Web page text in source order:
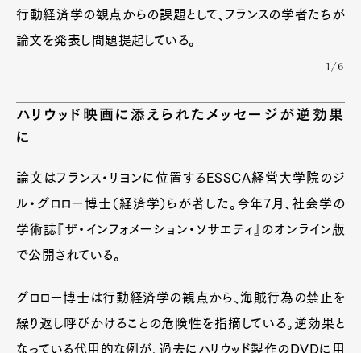
行動経済学の観点からの課題として、フランスの学者たちが
論文を発表し問題提起している。
1/6
ハリウッド映画に添えられたメッセージが逆効果
に
論文はフランス・リヨンに位置するESSCA経営大学院のジ
ル・グロロー博士（経済学）らが著した。今年7月、社会学の
学術誌『ザ・インフォメーション・ソサエティ』のオンライン版
で公開されている。
グロロー博士は行動経済学の観点から、海賊行為の禁止を
繰り返し呼びかけることの危険性を指摘している。逆効果と
なっている代用的な例が、過去にハリウッド製作のDVDに用